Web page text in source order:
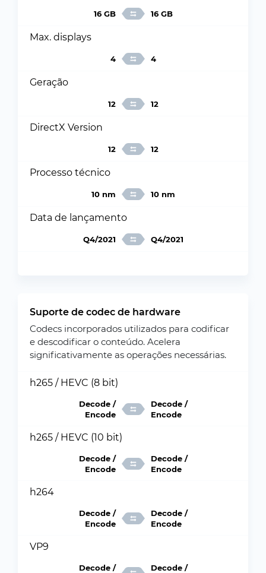
16 GB 16 GB
Max. displays
4 4
Geração
12 12
DirectX Version
12 12
Processo técnico
10 nm 10 nm
Data de lançamento
Q4/2021 Q4/2021
Suporte de codec de hardware
Codecs incorporados utilizados para codificar
e descodificar o conteúdo. Acelera
significativamente as operações necessárias.
h265 / HEVC (8 bit)
Decode /
Encode
Decode /
Encode
h265 / HEVC (10 bit)
Decode /
Encode
Decode /
Encode
h264
Decode /
Encode
Decode /
Encode
VP9
Decode /
Decode /